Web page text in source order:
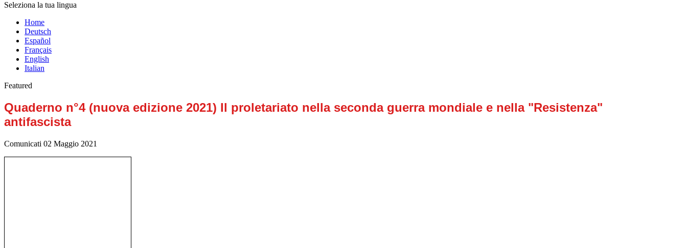
Seleziona la tua lingua
Home
Deutsch
Español
Français
English
Italian
Featured
Quaderno n°4 (nuova edizione 2021) Il proletariato nella seconda guerra mondiale e nella "Resistenza"
antifascista
Comunicati 02 Maggio 2021